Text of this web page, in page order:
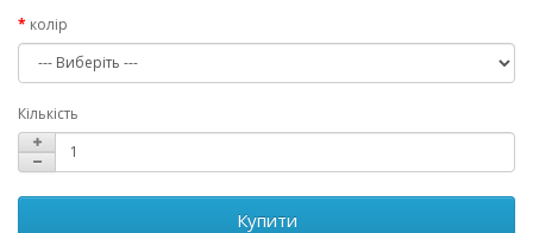
колір
Кількість
Купити